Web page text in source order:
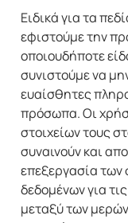
Ειδικά για τα
εφιστούμε την
οποιουδήποτε
συνιστούμε να
ευαίσθητες
πρόσωπα. Οι
στοιχείων τους
συναινούν και
επεξεργασία των
δεδομένων για
μεταξύ των